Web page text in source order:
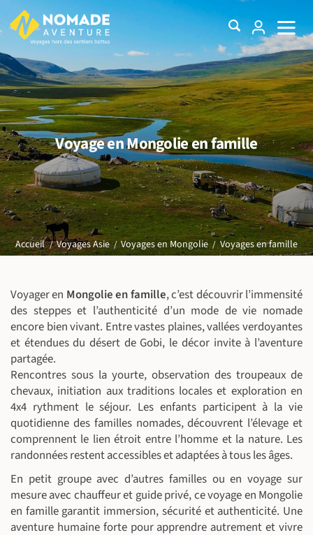
Voyage en Mongolie en famille
Accueil Voyages Asie Voyages en Mongolie Voyages en famille
Voyager en Mongolie en famille, c’est découvrir l’immensité
des steppes et l’authenticité d’un mode de vie nomade
encore bien vivant. Entre vastes plaines, vallées verdoyantes
et étendues du désert de Gobi, le décor invite à l’aventure
partagée.
Rencontres sous la yourte, observation des troupeaux de
chevaux, initiation aux traditions locales et exploration en
4x4 rythment le séjour. Les enfants participent à la vie
quotidienne des familles nomades, découvrent l’élevage et
comprennent le lien étroit entre l’homme et la nature. Les
randonnées restent accessibles et adaptées à tous les âges.
En petit groupe avec d’autres familles ou en voyage sur
mesure avec chauffeur et guide privé, ce voyage en Mongolie
en famille garantit immersion, sécurité et authenticité. Une
aventure humaine forte pour apprendre autrement et vivre